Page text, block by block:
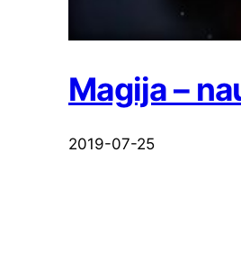
Magija –
2019-07-25